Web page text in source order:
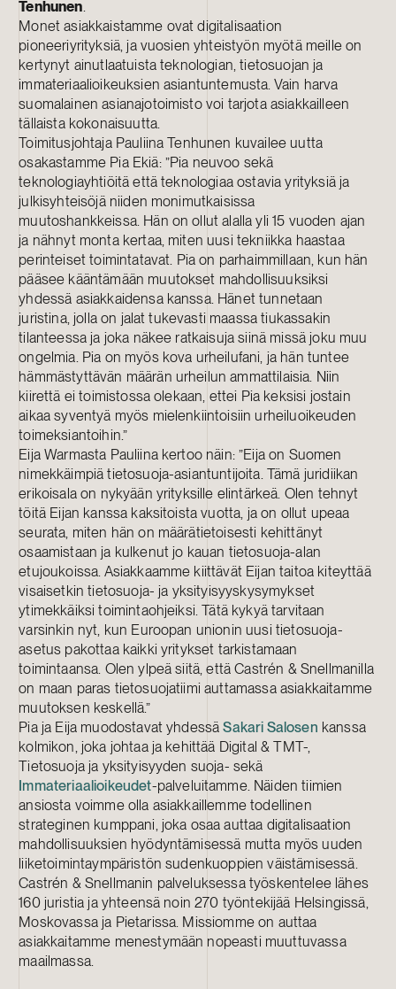
Tenhunen
Monet asiakkaistamme ovat digitalisaation
pioneeriyrityksiä, ja vuosien yhteistyön myötä meille on
kertynyt ainutlaatuista teknologian, tietosuojan ja
immateriaalioikeuksien asiantuntemusta. Vain harva
suomalainen asianajotoimisto voi tarjota asiakkailleen
tällaista kokonaisuutta.
Toimitusjohtaja Pauliina Tenhunen kuvailee uutta
osakastamme Pia Ekiä: ”Pia neuvoo sekä
teknologiayhtiöitä että teknologiaa ostavia yrityksiä ja
julkisyhteisöjä niiden monimutkaisissa
muutoshankkeissa. Hän on ollut alalla yli 15 vuoden ajan
ja nähnyt monta kertaa, miten uusi tekniikka haastaa
perinteiset toimintatavat. Pia on parhaimmillaan, kun hän
pääsee kääntämään muutokset mahdollisuuksiksi
yhdessä asiakkaidensa kanssa. Hänet tunnetaan
juristina, jolla on jalat tukevasti maassa tiukassakin
tilanteessa ja joka näkee ratkaisuja siinä missä joku muu
ongelmia. Pia on myös kova urheilufani, ja hän tuntee
hämmästyttävän määrän urheilun ammattilaisia. Niin
kiirettä ei toimistossa olekaan, ettei Pia keksisi jostain
aikaa syventyä myös mielenkiintoisiin urheiluoikeuden
toimeksiantoihin.”
Eija Warmasta Pauliina kertoo näin: ”Eija on Suomen
nimekkäimpiä tietosuoja-asiantuntijoita. Tämä juridiikan
erikoisala on nykyään yrityksille elintärkeä. Olen tehnyt
töitä Eijan kanssa kaksitoista vuotta, ja on ollut upeaa
seurata, miten hän on määrätietoisesti kehittänyt
osaamistaan ja kulkenut jo kauan tietosuoja-alan
etujoukoissa. Asiakkaamme kiittävät Eijan taitoa kiteyttää
visaisetkin tietosuoja- ja yksityisyyskysymykset
ytimekkäiksi toimintaohjeiksi. Tätä kykyä tarvitaan
varsinkin nyt, kun Euroopan unionin uusi tietosuoja-
asetus pakottaa kaikki yritykset tarkistamaan
toimintaansa. Olen ylpeä siitä, että Castrén & Snellmanilla
on maan paras tietosuojatiimi auttamassa asiakkaitamme
muutoksen keskellä.”
Pia ja Eija muodostavat yhdessäSakari Salosen kanssa
kolmikon, joka johtaa ja kehittää Digital & TMT-,
Tietosuoja ja yksityisyyden suoja- sekä
Immateriaalioikeudet-palveluitamme. Näiden tiimien
ansiosta voimme olla asiakkaillemme todellinen
strateginen kumppani, joka osaa auttaa digitalisaation
mahdollisuuksien hyödyntämisessä mutta myös uuden
liiketoimintaympäristön sudenkuoppien väistämisessä.
Castrén & Snellmanin palveluksessa työskentelee lähes
160 juristia ja yhteensä noin 270 työntekijää Helsingissä,
Moskovassa ja Pietarissa. Missiomme on auttaa
asiakkaitamme menestymään nopeasti muuttuvassa
maailmassa.